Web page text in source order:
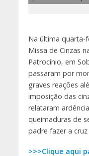
Na última quarta-
Missa de Cinzas
Patrocínio, em
passaram por
graves reações
imposição das
relataram
queimaduras de
padre fazer a
>>>Clique aqui